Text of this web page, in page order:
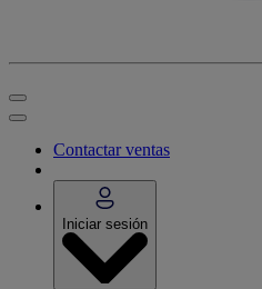
Contactar ventas
Iniciar sesión